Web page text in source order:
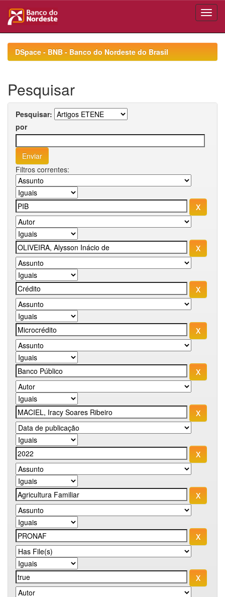
navigationDSpace - BNB - Banco do Nordeste do Brasil
Pesquisar
Pesquisar:
por
Filtros correntes: